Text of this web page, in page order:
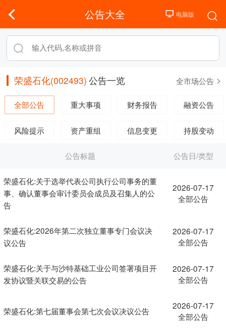
公告大全
荣盛石化(002493) 公告一览 全市场公告
全部公告 重大事项 财务报告 融资公告
风险提示 资产重组 信息变更 持股变动
公告标题 公告日/类型
荣盛石化:关于选举代表公司执行公司事务的董
事、确认董事会审计委员会成员及召集人的公
告
2026-07-17
全部公告
荣盛石化:2026年第二次独立董事专门会议决
议公告
2026-07-17
全部公告
荣盛石化:关于与沙特基础工业公司签署项目开
发协议暨关联交易的公告
2026-07-17
全部公告
荣盛石化:第七届董事会第七次会议决议公告
2026-07-17
全部公告